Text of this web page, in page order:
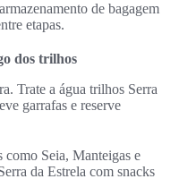
de bagagem
etapas.
dos trilhos
Trate a água trilhos Serra
garrafas e reserve
como Seia, Manteigas e
da Estrela com snacks